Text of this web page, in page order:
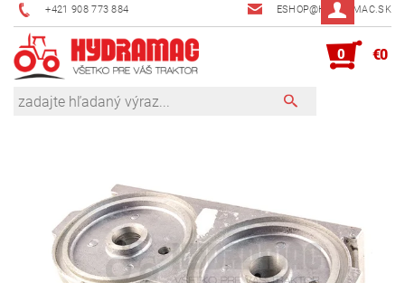
+421 908 773 884 ESHOP@HYDRAMAC.SK
0 €0